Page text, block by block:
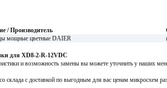
/ Производитель
мощные цветные DAIER
для XD8-2-R-12VDC
и возможность замены вы можете уточнить у наших
склада с доставкой по выгодным для вас ценам микросхем